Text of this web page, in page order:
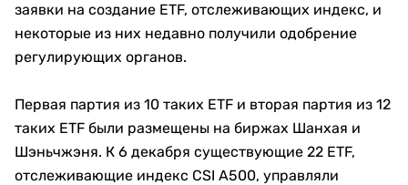
заявки на создание ETF, отслеживающих индекс, и
некоторые из них недавно получили одобрение
регулирующих органов.
Первая партия из 10 таких ETF и вторая партия из 12
таких ETF были размещены на биржах Шанхая и
Шэньчжэня. К 6 декабря существующие 22 ETF,
отслеживающие индекс CSI A500, управляли